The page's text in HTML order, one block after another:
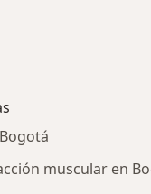
muscular en